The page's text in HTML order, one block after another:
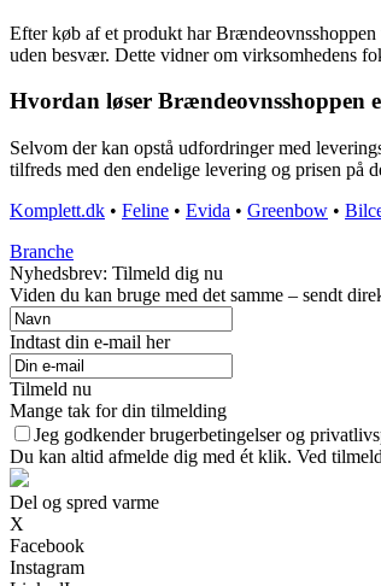
Efter køb af et produkt har
uden besvær. Dette vidner om virksomhedens
Hvordan løser Brændeovnsshoppen
Selvom der kan opstå udfordringer med
tilfreds med den endelige levering og prisen på
Komplett.dk • Feline • Evida • Greenbow •
Branche
Nyhedsbrev: Tilmeld dig nu
Viden du kan bruge med det samme – sendt
Indtast din e-mail her
Tilmeld nu
Mange tak for din tilmelding
Jeg godkender brugerbetingelser og
Du kan altid afmelde dig med ét klik. Ved
Del og spred varme
X
Facebook
Instagram